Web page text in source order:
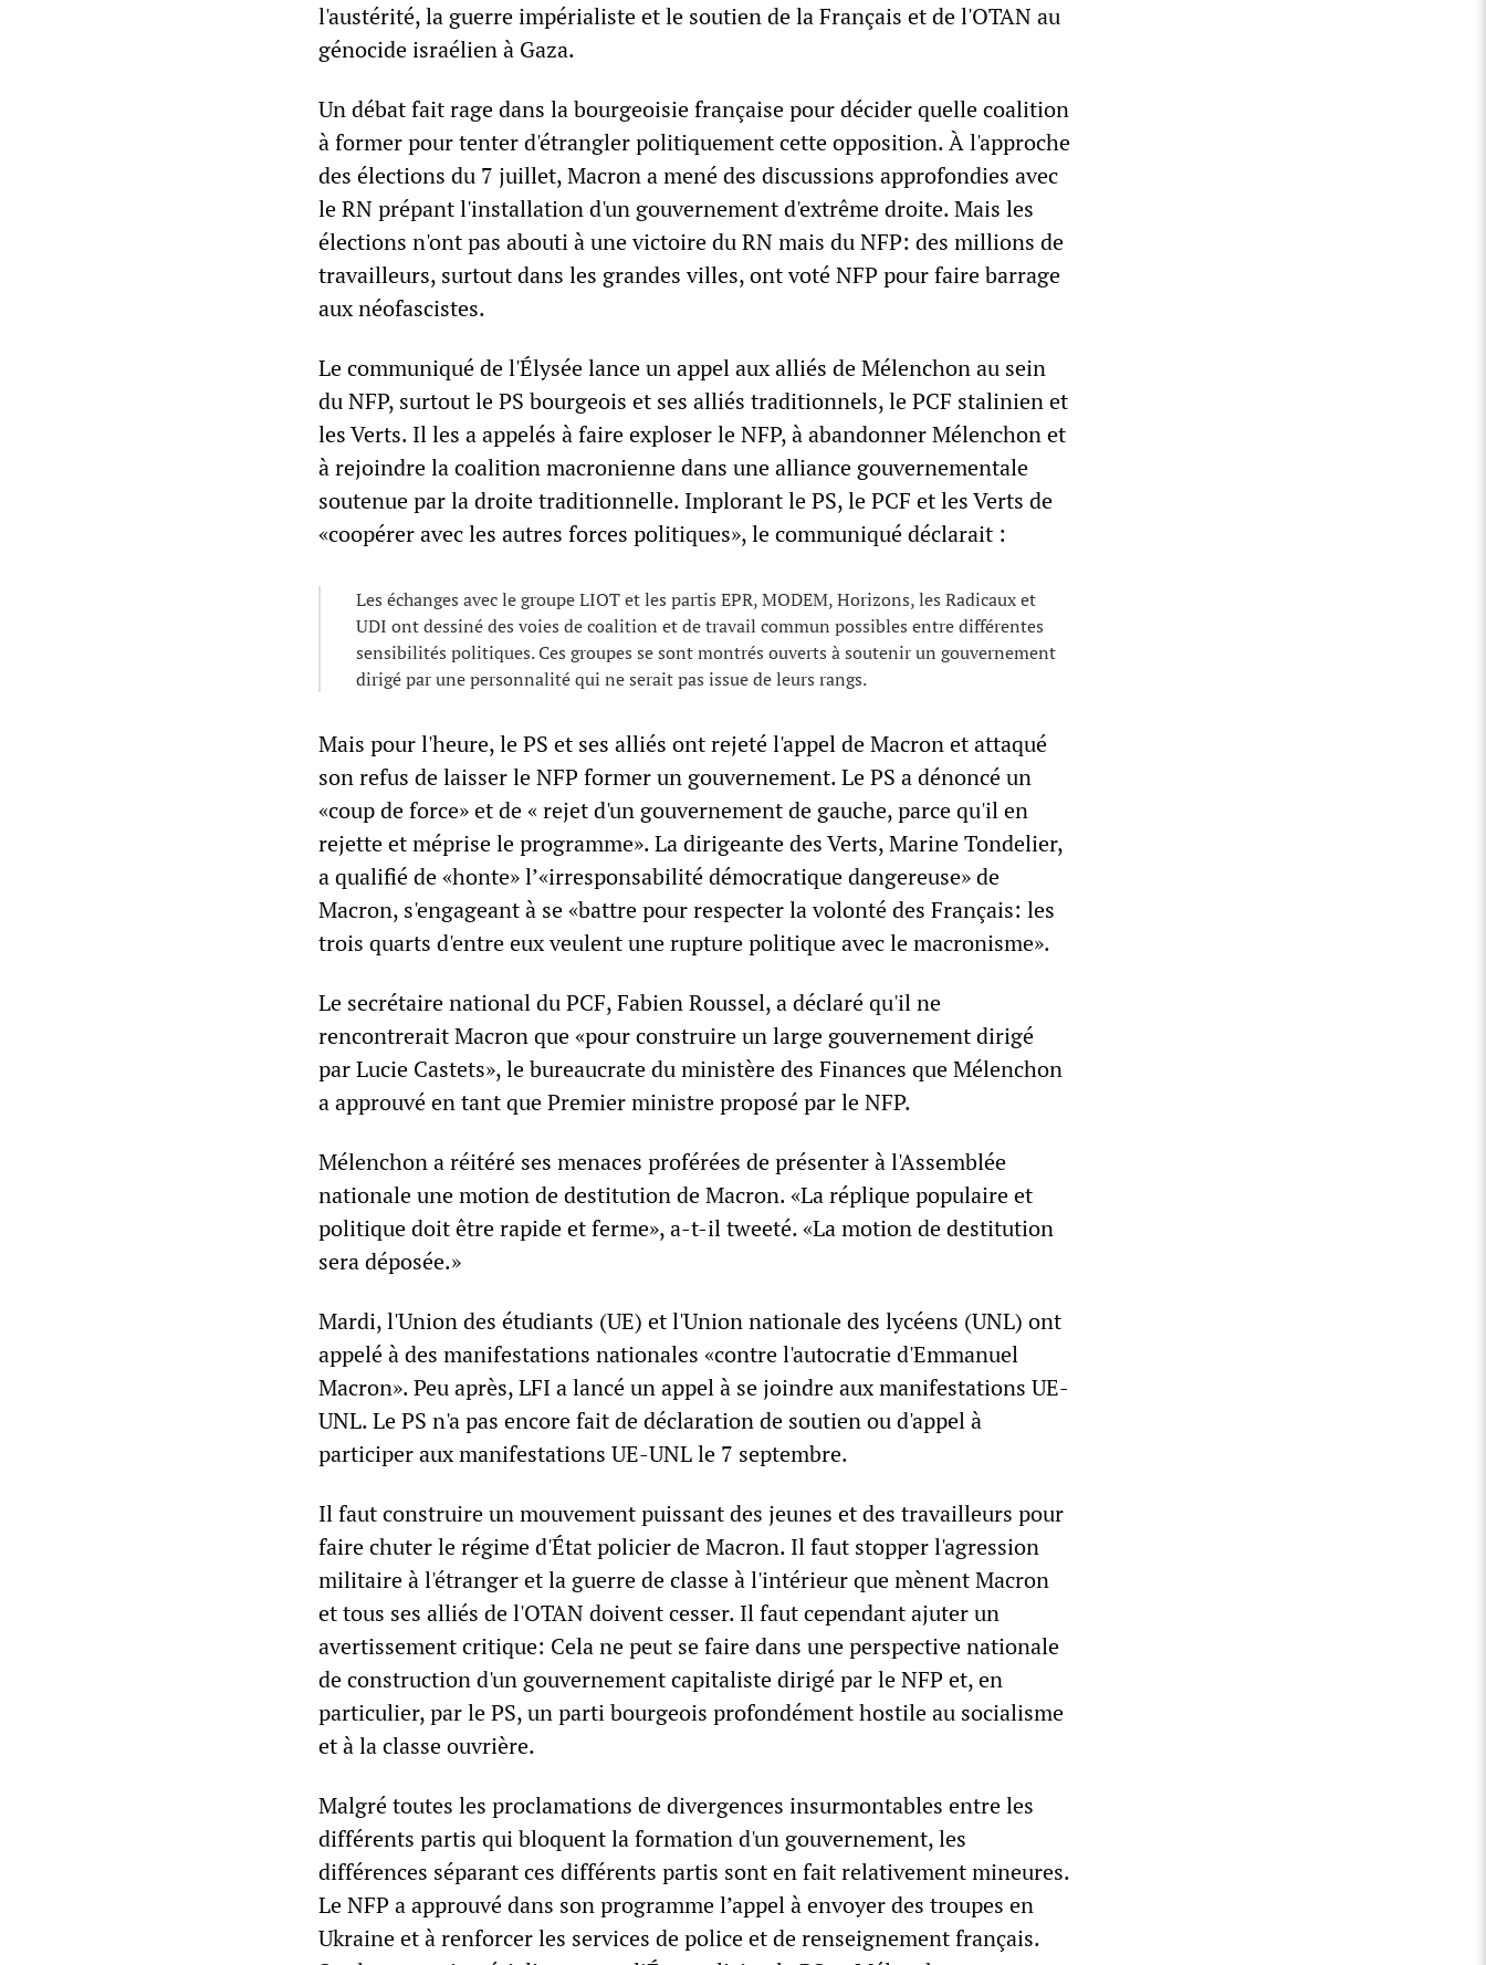
l'austérité, la guerre impérialiste et le soutien de la Français et de l'OTAN au
génocide israélien à Gaza.
Un débat fait rage dans la bourgeoisie française pour décider quelle coalition
à former pour tenter d'étrangler politiquement cette opposition. À l'approche
des élections du 7 juillet, Macron a mené des discussions approfondies avec
le RN prépant l'installation d'un gouvernement d'extrême droite. Mais les
élections n'ont pas abouti à une victoire du RN mais du NFP: des millions de
travailleurs, surtout dans les grandes villes, ont voté NFP pour faire barrage
aux néofascistes.
Le communiqué de l'Élysée lance un appel aux alliés de Mélenchon au sein
du NFP, surtout le PS bourgeois et ses alliés traditionnels, le PCF stalinien et
les Verts. Il les a appelés à faire exploser le NFP, à abandonner Mélenchon et
à rejoindre la coalition macronienne dans une alliance gouvernementale
soutenue par la droite traditionnelle. Implorant le PS, le PCF et les Verts de
«coopérer avec les autres forces politiques», le communiqué déclarait :
Les échanges avec le groupe LIOT et les partis EPR, MODEM, Horizons, les Radicaux et
UDI ont dessiné des voies de coalition et de travail commun possibles entre différentes
sensibilités politiques. Ces groupes se sont montrés ouverts à soutenir un gouvernement
dirigé par une personnalité qui ne serait pas issue de leurs rangs.
Mais pour l'heure, le PS et ses alliés ont rejeté l'appel de Macron et attaqué
son refus de laisser le NFP former un gouvernement. Le PS a dénoncé un
«coup de force» et de « rejet d'un gouvernement de gauche, parce qu'il en
rejette et méprise le programme». La dirigeante des Verts, Marine Tondelier,
a qualifié de «honte» l’«irresponsabilité démocratique dangereuse» de
Macron, s'engageant à se «battre pour respecter la volonté des Français: les
trois quarts d'entre eux veulent une rupture politique avec le macronisme».
Le secrétaire national du PCF, Fabien Roussel, a déclaré qu'il ne
rencontrerait Macron que «pour construire un large gouvernement dirigé
par Lucie Castets», le bureaucrate du ministère des Finances que Mélenchon
a approuvé en tant que Premier ministre proposé par le NFP.
Mélenchon a réitéré ses menaces proférées de présenter à l'Assemblée
nationale une motion de destitution de Macron. «La réplique populaire et
politique doit être rapide et ferme», a-t-il tweeté. «La motion de destitution
sera déposée.»
Mardi, l'Union des étudiants (UE) et l'Union nationale des lycéens (UNL) ont
appelé à des manifestations nationales «contre l'autocratie d'Emmanuel
Macron». Peu après, LFI a lancé un appel à se joindre aux manifestations UE-
UNL. Le PS n'a pas encore fait de déclaration de soutien ou d'appel à
participer aux manifestations UE-UNL le 7 septembre.
Il faut construire un mouvement puissant des jeunes et des travailleurs pour
faire chuter le régime d'État policier de Macron. Il faut stopper l'agression
militaire à l'étranger et la guerre de classe à l'intérieur que mènent Macron
et tous ses alliés de l'OTAN doivent cesser. Il faut cependant ajuter un
avertissement critique: Cela ne peut se faire dans une perspective nationale
de construction d'un gouvernement capitaliste dirigé par le NFP et, en
particulier, par le PS, un parti bourgeois profondément hostile au socialisme
et à la classe ouvrière.
Malgré toutes les proclamations de divergences insurmontables entre les
différents partis qui bloquent la formation d'un gouvernement, les
différences séparant ces différents partis sont en fait relativement mineures.
Le NFP a approuvé dans son programme l’appel à envoyer des troupes en
Ukraine et à renforcer les services de police et de renseignement français.